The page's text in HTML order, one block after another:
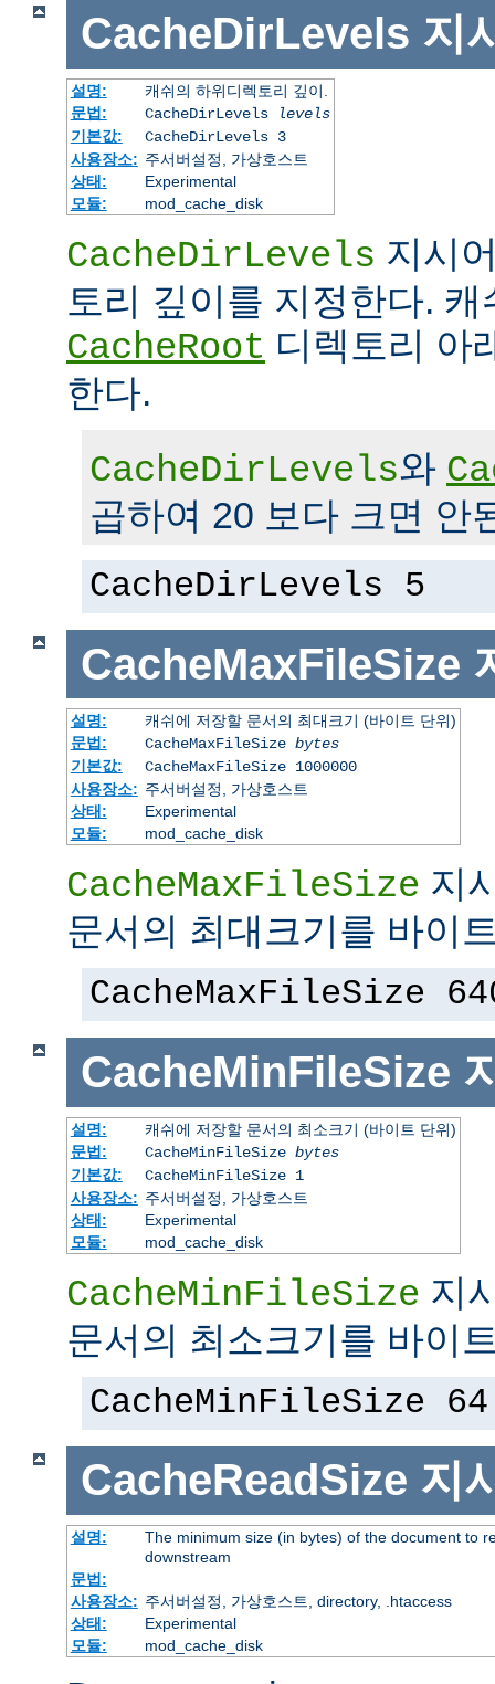
CacheDirLevels 지
설명:
캐쉬의 하위디렉토리 깊이.
문법:
CacheDirLevels
levels
기본값:
CacheDirLevels 3
사용장소: 주서버설정, 가상호스트
상태:
Experimental
모듈:
mod_cache_disk
CacheDirLevels 지시
토리 깊이를 지정한다.
CacheRoot 디렉토리 아
한다.
CacheDirLevels와
곱하여 20 보다 크면 안
CacheDirLevels 5
CacheMaxFileSize
설명:
캐쉬에 저장할 문서의 최대크기 (바이트 단위)
문법:
CacheMaxFileSize bytes
기본값:
CacheMaxFileSize 1000000
사용장소: 주서버설정, 가상호스트
상태:
Experimental
모듈:
mod_cache_disk
CacheMaxFileSize 지
문서의 최대크기를 바이
CacheMaxFileSize
CacheMinFileSize
설명:
캐쉬에 저장할 문서의 최소크기 (바이트 단위)
문법:
CacheMinFileSize bytes
기본값:
CacheMinFileSize 1
사용장소: 주서버설정, 가상호스트
상태:
Experimental
모듈:
mod_cache_disk
CacheMinFileSize 지
문서의 최소크기를 바이
CacheMinFileSize 64
CacheReadSize 지
설명:
The minimum size (in bytes) of the document to
downstream
문법:
사용장소: 주서버설정, 가상호스트, directory, .htaccess
상태:
Experimental
모듈:
mod_cache_disk